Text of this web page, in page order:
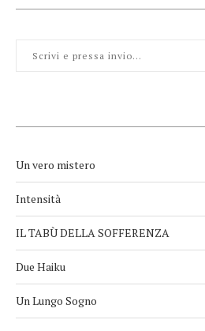
Un vero mistero
Intensità
IL TABÙ DELLA SOFFERENZA
Due Haiku
Un Lungo Sogno